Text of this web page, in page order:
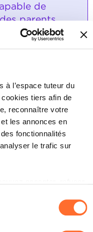
à l’espace tuteur du
tiers afin de
reconnaître votre
les annonces en
fonctionnalités
le trafic sur
nécessaires au
des différents
« Détails » ci-dessus.
de
parents,
légaux ainsi
au cours de la
des parents, des
les règles de